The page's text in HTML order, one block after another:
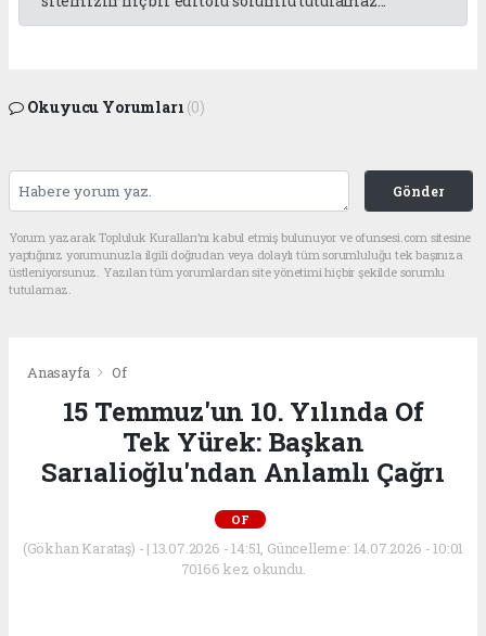
Okuyucu Yorumları (0)
Gönder
Yorum yazarak Topluluk Kuralları’nı kabul etmiş bulunuyor ve ofunsesi.com sitesine
yaptığınız yorumunuzla ilgili doğrudan veya dolaylı tüm sorumluluğu tek başınıza
üstleniyorsunuz. Yazılan tüm yorumlardan site yönetimi hiçbir şekilde sorumlu
tutulamaz.
Anasayfa Of
15 Temmuz'un 10. Yılında Of
Tek Yürek: Başkan
Sarıalioğlu'ndan Anlamlı Çağrı
OF
(Gökhan Karataş) - | 13.07.2026 - 14:51, Güncelleme: 14.07.2026 - 10:01
70166 kez okundu.